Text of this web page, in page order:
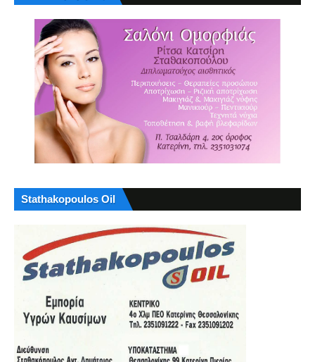
Stathakopoulos Oil